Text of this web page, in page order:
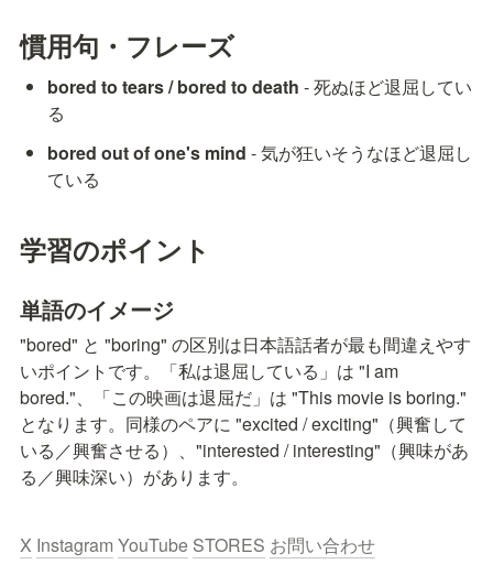
慣用句・フレーズ
bored to tears / bored to death - 死ぬほど退屈してい
る
bored out of one's mind - 気が狂いそうなほど退屈し
ている
学習のポイント
単語のイメージ
"bored" と "boring" の区別は日本語話者が最も間違えやす
いポイントです。「私は退屈している」は "I am
bored."、「この映画は退屈だ」は "This movie is boring."
となります。同様のペアに "excited / exciting"（興奮して
いる／興奮させる）、"interested / interesting"（興味があ
る／興味深い）があります。
X Instagram YouTube STORES お問い合わせ